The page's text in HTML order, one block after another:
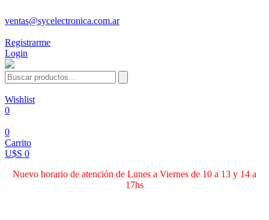
ventas@sycelectronica.com.ar
Registrarme
Login
Wishlist
0
0
Carrito
U$S 0
Nuevo horario de atención de Lunes a Viernes de 10 a 13 y 14 a
17hs